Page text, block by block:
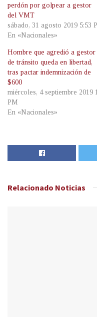
perdón por golpear a gestor
del VMT
sábado, 31 agosto 2019 5:53
En «Nacionales»
Hombre que agredió a gestor
de tránsito queda en libertad,
tras pactar indemnización de
$600
miércoles, 4 septiembre 2019
PM
En «Nacionales»
Relacionado Noticias